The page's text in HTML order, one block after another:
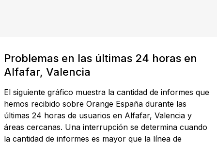
Problemas en las últimas 24 horas en
Alfafar, Valencia
El siguiente gráfico muestra la cantidad de informes que
hemos recibido sobre Orange España durante las
últimas 24 horas de usuarios en Alfafar, Valencia y
áreas cercanas. Una interrupción se determina cuando
la cantidad de informes es mayor que la línea de